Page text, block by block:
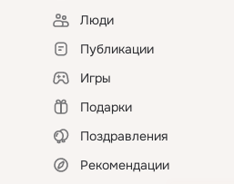
Люди
Публикации
Игры
Подарки
Поздравления
Рекомендации